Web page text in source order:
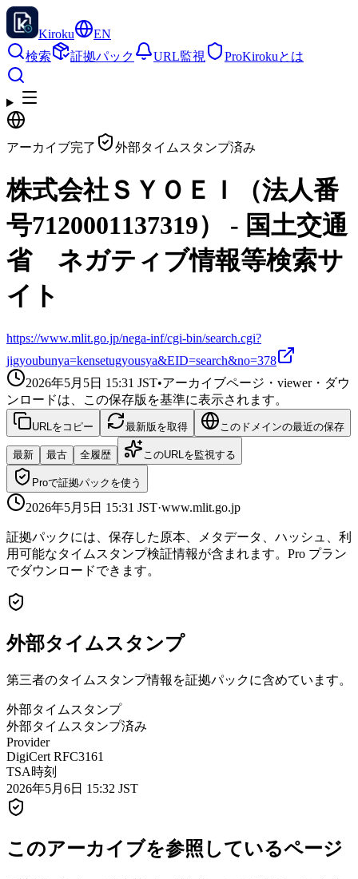
Kiroku
EN
検索
証拠パック URL監視 ProKirokuとは
アーカイブ完了 外部タイムスタンプ済み
株式会社ＳＹＯＥＩ（法人番
号7120001137319） - 国土交通
省 ネガティブ情報等検索サ
イト
https://www.mlit.go.jp/nega-inf/cgi-bin/search.cgi?
jigyoubunya=kensetugyousya&EID=search&no=378
2026年5月5日 15:31 JST•アーカイブページ・viewer・ダウ
ンロードは、この保存版を基準に表示されます。
URLをコピー 最新版を取得 このドメインの最近の保存
最新 最古 全履歴 このURLを監視する
Proで証拠パックを使う
2026年5月5日 15:31 JST·www.mlit.go.jp
証拠パックには、保存した原本、メタデータ、ハッシュ、利
用可能なタイムスタンプ検証情報が含まれます。Pro プラン
でダウンロードできます。
外部タイムスタンプ
第三者のタイムスタンプ情報を証拠パックに含めています。
外部タイムスタンプ
外部タイムスタンプ済み
Provider
DigiCert RFC3161
TSA時刻
2026年5月6日 15:32 JST
このアーカイブを参照しているページ